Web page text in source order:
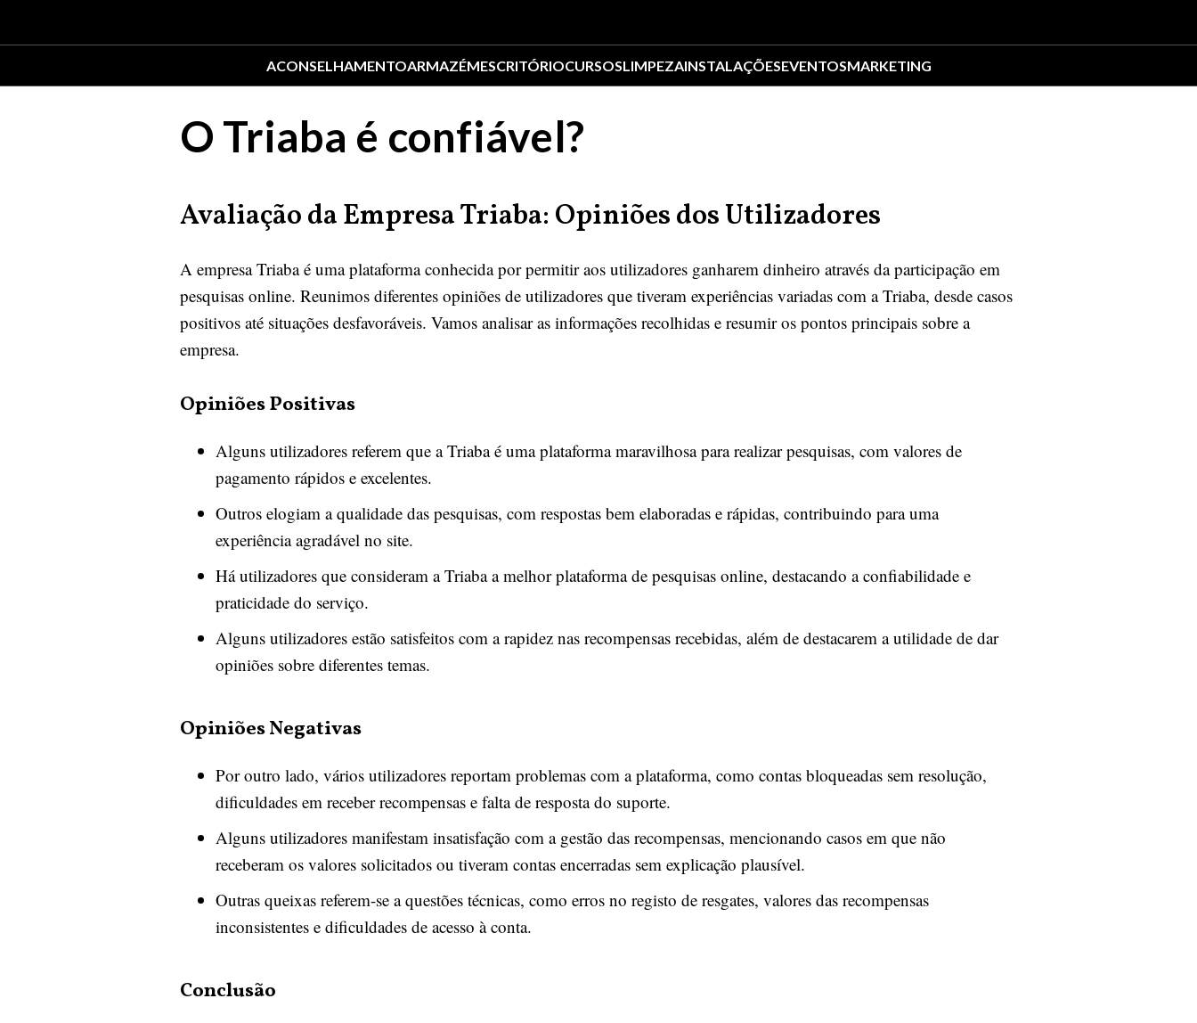
ACONSELHAMENTOARMAZÉMESCRITÓRIOCURSOSLIMPEZAINSTALAÇÕESEVENTOSMARKETING
O Triaba é confiável?
Avaliação da Empresa Triaba: Opiniões dos Utilizadores
A empresa Triaba é uma plataforma conhecida por permitir aos utilizadores ganharem dinheiro através da participação em
pesquisas online. Reunimos diferentes opiniões de utilizadores que tiveram experiências variadas com a Triaba, desde casos
positivos até situações desfavoráveis. Vamos analisar as informações recolhidas e resumir os pontos principais sobre a
empresa.
Opiniões Positivas
Alguns utilizadores referem que a Triaba é uma plataforma maravilhosa para realizar pesquisas, com valores de
pagamento rápidos e excelentes.
Outros elogiam a qualidade das pesquisas, com respostas bem elaboradas e rápidas, contribuindo para uma
experiência agradável no site.
Há utilizadores que consideram a Triaba a melhor plataforma de pesquisas online, destacando a confiabilidade e
praticidade do serviço.
Alguns utilizadores estão satisfeitos com a rapidez nas recompensas recebidas, além de destacarem a utilidade de dar
opiniões sobre diferentes temas.
Opiniões Negativas
Por outro lado, vários utilizadores reportam problemas com a plataforma, como contas bloqueadas sem resolução,
dificuldades em receber recompensas e falta de resposta do suporte.
Alguns utilizadores manifestam insatisfação com a gestão das recompensas, mencionando casos em que não
receberam os valores solicitados ou tiveram contas encerradas sem explicação plausível.
Outras queixas referem-se a questões técnicas, como erros no registo de resgates, valores das recompensas
inconsistentes e dificuldades de acesso à conta.
Conclusão